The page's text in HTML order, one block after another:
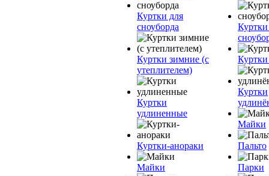
Куртки для
сноуборда
Куртки зимние (с
утеплителем)
Куртки
удлиненные
Куртки-анораки
Майки
Куртки
Куртки
Майки
Пальто
Парки